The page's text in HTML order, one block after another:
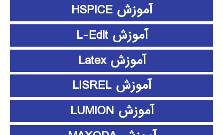
آموزش HSPICE
آموزش L-Edit
آموزش Latex
آموزش LISREL
آموزش LUMION